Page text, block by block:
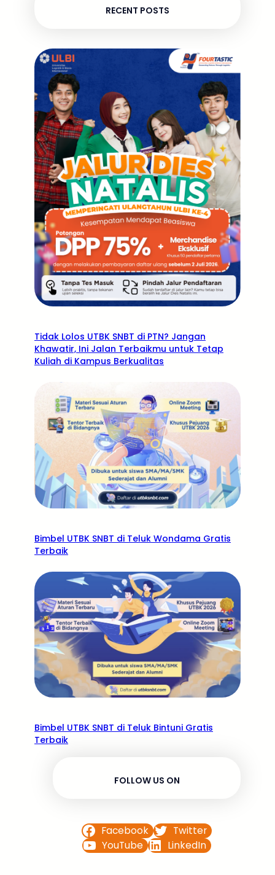
RECENT POSTS
Tidak Lolos UTBK SNBT di PTN? Jangan
Khawatir, Ini Jalan Terbaikmu untuk Tetap
Kuliah di Kampus Berkualitas
Bimbel UTBK SNBT di Teluk Wondama Gratis
Terbaik
Bimbel UTBK SNBT di Teluk Bintuni Gratis
Terbaik
FOLLOW US ON
Facebook
Twitter
YouTube
LinkedIn